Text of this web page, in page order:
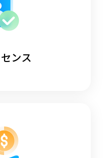
ンス